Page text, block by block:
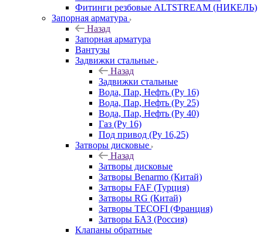
Фитинги резбовые ALTSTREAM (НИКЕЛЬ)
Запорная арматура
Назад
Запорная арматура
Вантузы
Задвижки стальные
Назад
Задвижки стальные
Вода, Пар, Нефть (Ру 16)
Вода, Пар, Нефть (Ру 25)
Вода, Пар, Нефть (Ру 40)
Газ (Ру 16)
Под привод (Ру 16,25)
Затворы дисковые
Назад
Затворы дисковые
Затворы Benarmo (Китай)
Затворы FAF (Турция)
Затворы RG (Китай)
Затворы TECOFI (Франция)
Затворы БАЗ (Россия)
Клапаны обратные